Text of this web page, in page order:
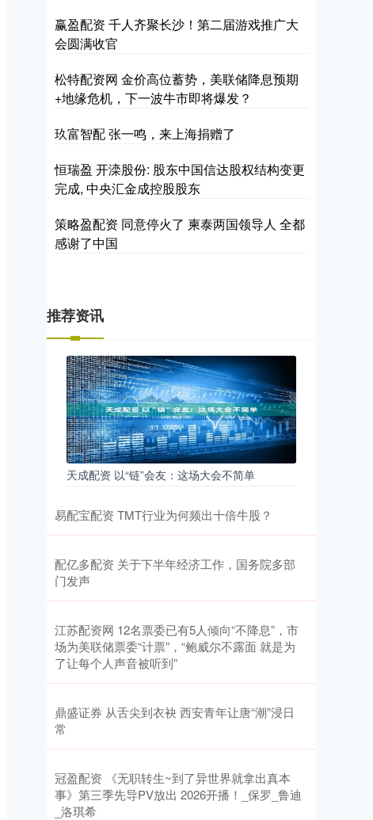
赢盈配资 千人齐聚长沙！第二届游戏推广大
会圆满收官
松特配资网 金价高位蓄势，美联储降息预期
+地缘危机，下一波牛市即将爆发？
玖富智配 张一鸣，来上海捐赠了
恒瑞盈 开滦股份: 股东中国信达股权结构变更
完成, 中央汇金成控股股东
策略盈配资 同意停火了 柬泰两国领导人 全都
感谢了中国
推荐资讯
天成配资 以“链”会友：这场大会不简单
易配宝配资 TMT行业为何频出十倍牛股？
配亿多配资 关于下半年经济工作，国务院多部
门发声
江苏配资网 12名票委已有5人倾向“不降息”，市
场为美联储票委“计票”，“鲍威尔不露面 就是为
了让每个人声音被听到”
鼎盛证券 从舌尖到衣袂 西安青年让唐“潮”浸日
常
冠盈配资 《无职转生~到了异世界就拿出真本
事》第三季先导PV放出 2026开播！_保罗_鲁迪
_洛琪希